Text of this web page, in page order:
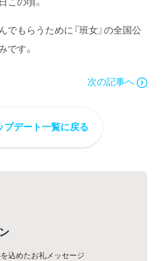
でもらうために『班女』の全国公
です。
次の記事へ
プデート一覧に戻る
込めたお礼メッセージ